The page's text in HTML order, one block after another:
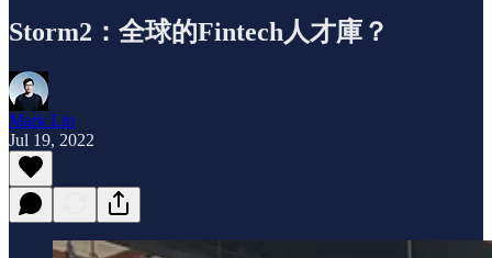
Storm2：全球的Fintech人才庫？
Mark Lin
Jul 19, 2022